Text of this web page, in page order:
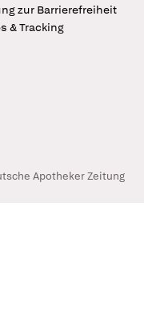
zur Barrierefreiheit
& Tracking
Apotheker Zeitung